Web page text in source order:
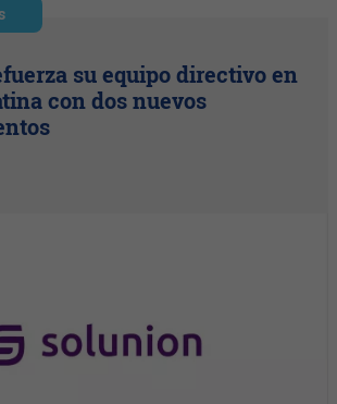
su equipo directivo en
con dos nuevos